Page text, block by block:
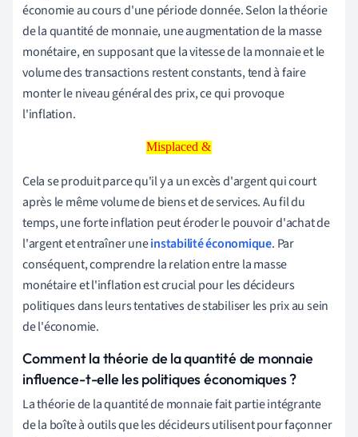
économie au cours d'une période donnée. Selon la théorie
de la quantité de monnaie, une augmentation de la masse
monétaire, en supposant que la vitesse de la monnaie et le
volume des transactions restent constants, tend à faire
monter le niveau général des prix, ce qui provoque
l'inflation.
Misplaced &
Misplaced &
Cela se produit parce qu'il y a un excès d'argent qui court
après le même volume de biens et de services. Au fil du
temps, une forte inflation peut éroder le pouvoir d'achat de
l'argent et entraîner uneinstabilité économique. Par
conséquent, comprendre la relation entre la masse
monétaire et l'inflation est crucial pour les décideurs
politiques dans leurs tentatives de stabiliser les prix au sein
de l'économie.
Comment la théorie de la quantité de monnaie
influence-t-elle les politiques économiques ?
La théorie de la quantité de monnaie fait partie intégrante
de la boîte à outils que les décideurs utilisent pour façonner